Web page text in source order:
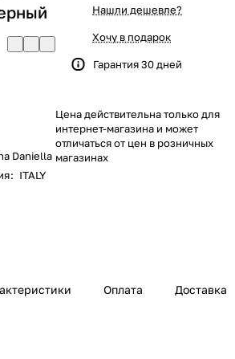
Daniella
: ITALY
Нашли дешевле?
Хочу в подарок
Гарантия 30 дней
Цена действительна только для
интернет-магазина и может
отличаться от цен в розничных
магазинах
Оплата Доставка